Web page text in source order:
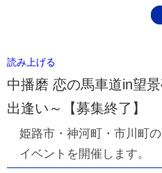
読み上げる
中播磨 恋の馬車道in望
出逢い～【募集終了】
姫路市・神河町・市川町
イベントを開催します。